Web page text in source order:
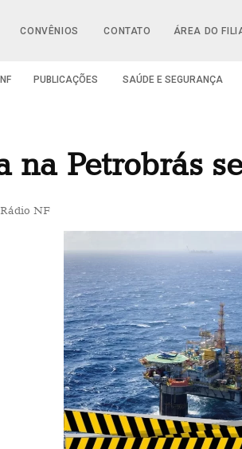
CONVÊNIOS CONTATO ÁREA DO
PUBLICAÇÕES SAÚDE E SEGURANÇA
na Petrobrás
Rádio NF